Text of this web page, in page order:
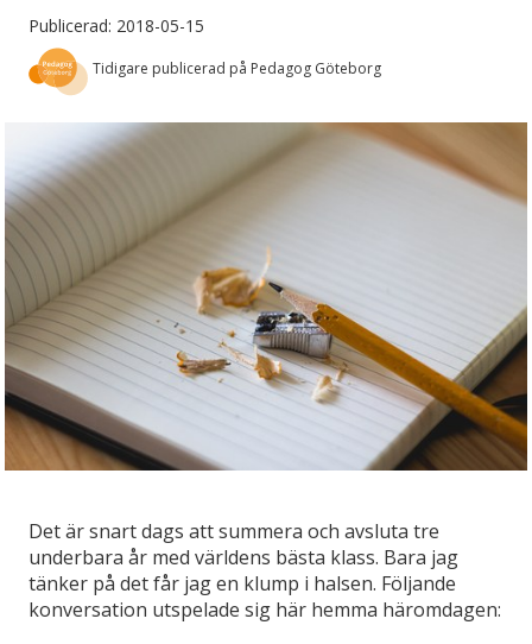
Publicerad: 2018-05-15
Tidigare publicerad på Pedagog Göteborg
Det är snart dags att summera och avsluta tre
underbara år med världens bästa klass. Bara jag
tänker på det får jag en klump i halsen. Följande
konversation utspelade sig här hemma häromdagen: